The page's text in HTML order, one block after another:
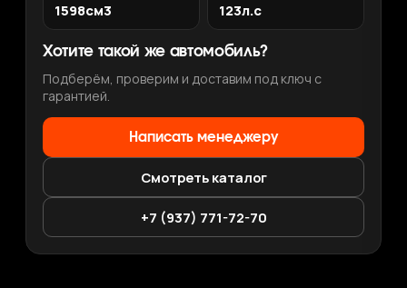
1598см3 123л.с
Хотите такой же автомобиль?
Подберём, проверим и доставим под ключ с
гарантией.
Написать менеджеру
Смотреть каталог
+7 (937) 771-72-70